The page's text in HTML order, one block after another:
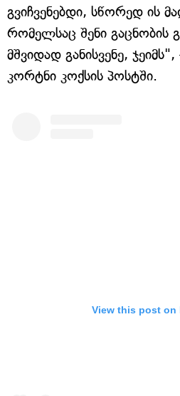
გვიჩვენებდი, სწორედ ის
რომელსაც შენი გაცნობის
მშვიდად განისვენე,
კორტნი კოქსის პოსტში.
View this post on